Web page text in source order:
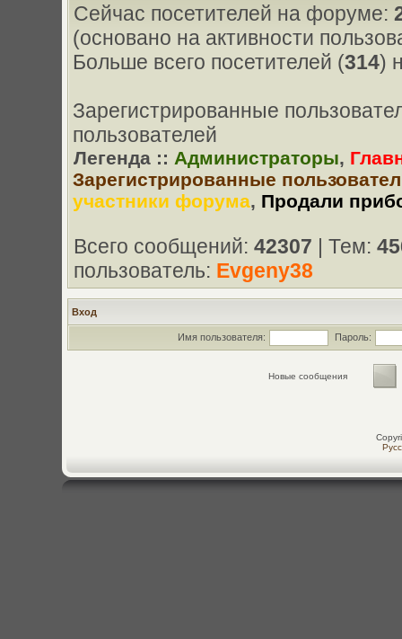
Сейчас посетителей на форуме:
(основано на активности
Больше всего посетителей (314)
Зарегистрированные
пользователей
Легенда :: Администраторы,
Зарегистрированные
участники форума, Продали
Всего сообщений: 42307 | Тем:
пользователь: Evgeny38
Вход
Имя пользователя: Пароль:
Новые сообщения